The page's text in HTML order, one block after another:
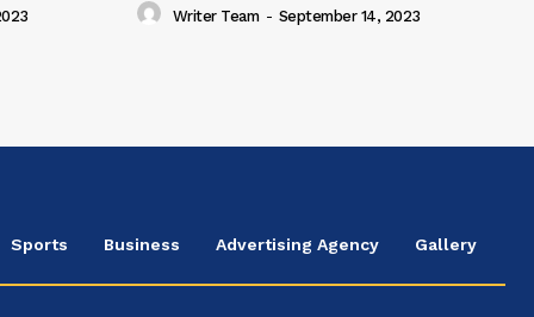
Writer Team - September 14, 2023
Sports Business Advertising Agency Gallery